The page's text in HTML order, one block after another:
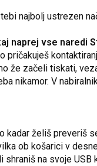
najbolj ustrezen
naprej vse naredi
pričakuješ
že začeli tiskati,
nikamor. V
kadar želiš preveriš
ob košarici v
na svoje USB